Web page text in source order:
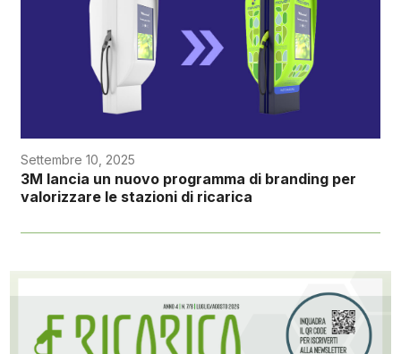
Settembre 10, 2025
3M lancia un nuovo programma di branding per
valorizzare le stazioni di ricarica